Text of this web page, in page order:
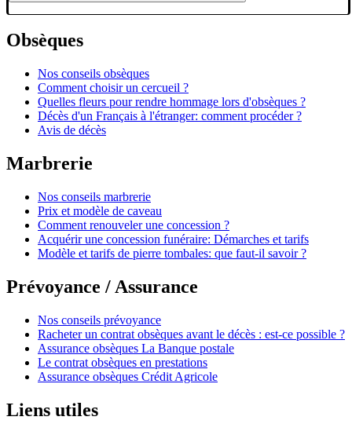
Obsèques
Nos conseils obsèques
Comment choisir un cercueil ?
Quelles fleurs pour rendre hommage lors d'obsèques ?
Décès d'un Français à l'étranger: comment procéder ?
Avis de décès
Marbrerie
Nos conseils marbrerie
Prix et modèle de caveau
Comment renouveler une concession ?
Acquérir une concession funéraire: Démarches et tarifs
Modèle et tarifs de pierre tombales: que faut-il savoir ?
Prévoyance / Assurance
Nos conseils prévoyance
Racheter un contrat obsèques avant le décès : est-ce possible ?
Assurance obsèques La Banque postale
Le contrat obsèques en prestations
Assurance obsèques Crédit Agricole
Liens utiles